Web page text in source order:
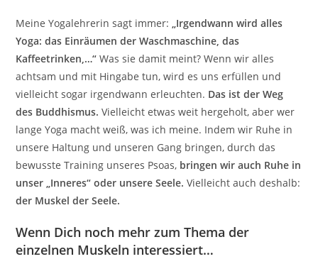
Meine Yogalehrerin sagt immer: „Irgendwann wird alles
Yoga: das Einräumen der Waschmaschine, das
Kaffeetrinken,…“ Was sie damit meint? Wenn wir alles
achtsam und mit Hingabe tun, wird es uns erfüllen und
vielleicht sogar irgendwann erleuchten. Das ist der Weg
des Buddhismus. Vielleicht etwas weit hergeholt, aber wer
lange Yoga macht weiß, was ich meine. Indem wir Ruhe in
unsere Haltung und unseren Gang bringen, durch das
bewusste Training unseres Psoas, bringen wir auch Ruhe in
unser „Inneres“ oder unsere Seele. Vielleicht auch deshalb:
der Muskel der Seele.
Wenn Dich noch mehr zum Thema der
einzelnen Muskeln interessiert…